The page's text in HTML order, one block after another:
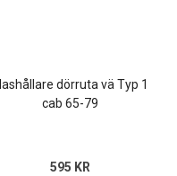
dörruta vä Typ 1
cab 65-79
595 KR